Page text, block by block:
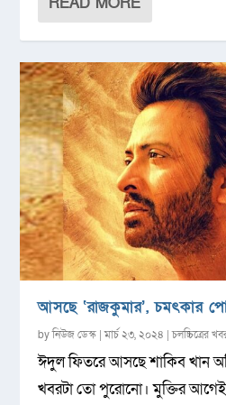
আসছে ‘রাজকুমার’, চমৎকার
byনিউজ ডেস্ক |মার্চ ২৩, ২০২৪ |চলচ্চিত্রের
ঈদুল ফিতরে আসছে শাকিব খান
খবরটা তো পুরোনো। মুক্তির আগেই